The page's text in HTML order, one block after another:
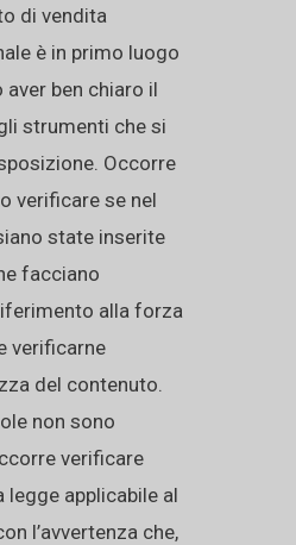
di vendita
è in primo luogo
aver ben chiaro il
strumenti che si
Occorre
verificare se nel
state inserite
facciano
alla forza
verificarne
del contenuto.
non sono
verificare
legge applicabile al
l’avvertenza che,